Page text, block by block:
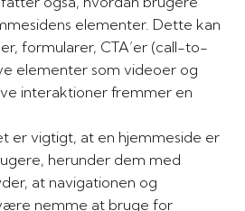
elementer. Dette kan
formularer, CTA’er (call-to-
elementer som videoer og
interaktioner fremmer en
herunder dem med
at navigationen og
nemme at bruge for